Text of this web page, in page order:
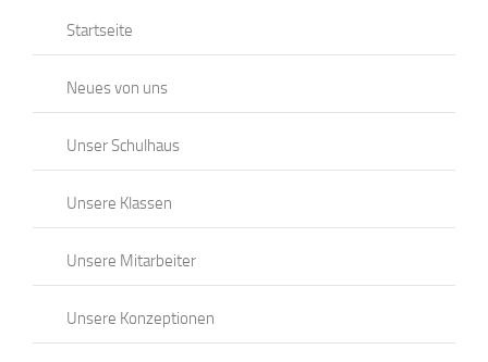
Startseite
Neues von uns
Unser Schulhaus
Unsere Klassen
Unsere Mitarbeiter
Unsere Konzeptionen